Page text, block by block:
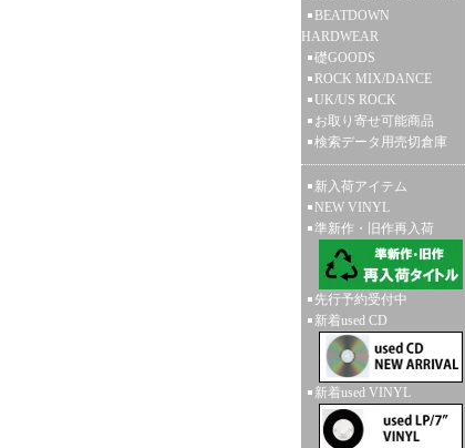
BEATDOWN
HARDWEAR
礎GOODS
ROCK MIX/DANCE
UK/US ROCK
お取り寄せ可能商品
検索データ用売切倉庫
新入荷アイテム
NEW VINYL
準新作・旧作再入荷
先行予約受付中
新着used CD
新着used VINYL